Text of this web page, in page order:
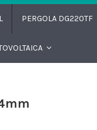
PERGOLA DG220TF